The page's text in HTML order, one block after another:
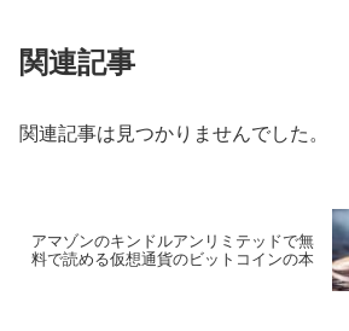
関連記事
関連記事は見つかりませんでした。
アマゾンのキンドルアンリミテッドで無
料で読める仮想通貨のビットコインの本